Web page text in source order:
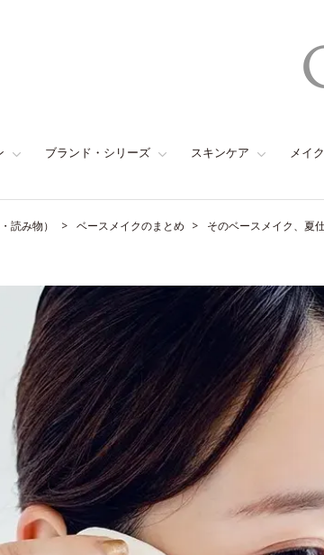
ブランド・シリーズ スキンケア メイク
読み物） ベースメイクのまとめ そのベースメイク、夏